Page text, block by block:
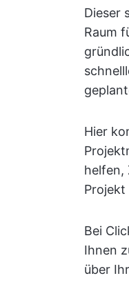
Dieser
Raum
Hier
helfen,
Projekt
Bei
Ihnen
über